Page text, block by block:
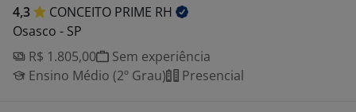
4,3 CONCEITO PRIME RH
Osasco - SP
R$ 1.805,00
Sem experiência
Ensino Médio (2º Grau)
Presencial